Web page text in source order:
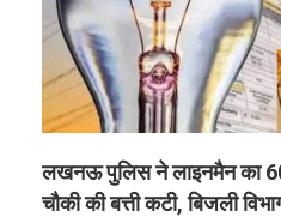
लखनऊ पुलिस ने लाइनमैन का
चौकी की बत्ती कटी, बिजली